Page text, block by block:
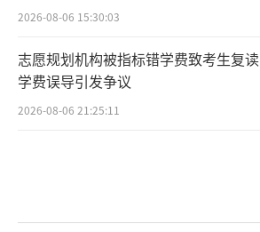
2026-08-06 15:30:03
志愿规划机构被指标错学费致考生复读
学费误导引发争议
2026-08-06 21:25:11